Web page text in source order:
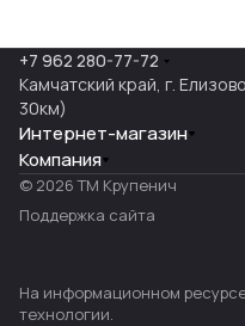
+7 962 280-77-72
Камчатский край, г.
30км)
Интернет-магазин
Компания
© 2026 ТМ Крупенич
Поддержка сайта
На информационном
технологии.